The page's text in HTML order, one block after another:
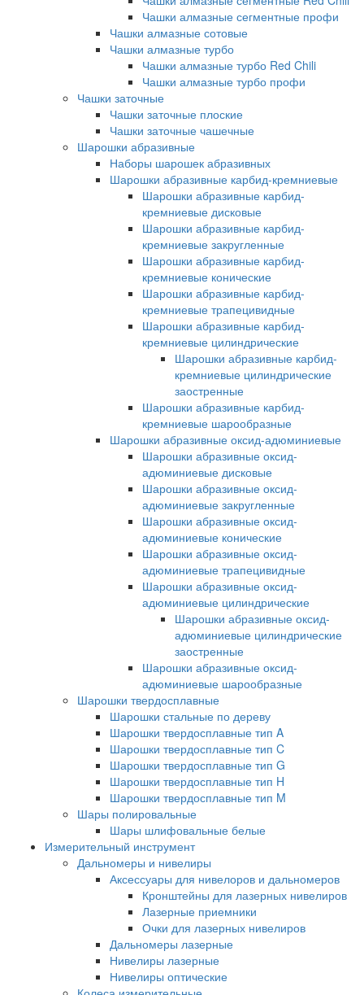
Чашки алмазные сегментные профи
Чашки алмазные сотовые
Чашки алмазные турбо
Чашки алмазные турбо Red Chili
Чашки алмазные турбо профи
Чашки заточные
Чашки заточные плоские
Чашки заточные чашечные
Шарошки абразивные
Наборы шарошек абразивных
Шарошки абразивные карбид-кремниевые
Шарошки абразивные карбид-
кремниевые дисковые
Шарошки абразивные карбид-
кремниевые закругленные
Шарошки абразивные карбид-
кремниевые конические
Шарошки абразивные карбид-
кремниевые трапецивидные
Шарошки абразивные карбид-
кремниевые цилиндрические
Шарошки абразивные карбид-
кремниевые цилиндрические
заостренные
Шарошки абразивные карбид-
кремниевые шарообразные
Шарошки абразивные оксид-адюминиевые
Шарошки абразивные оксид-
адюминиевые дисковые
Шарошки абразивные оксид-
адюминиевые закругленные
Шарошки абразивные оксид-
адюминиевые конические
Шарошки абразивные оксид-
адюминиевые трапецивидные
Шарошки абразивные оксид-
адюминиевые цилиндрические
Шарошки абразивные оксид-
адюминиевые цилиндрические
заостренные
Шарошки абразивные оксид-
адюминиевые шарообразные
Шарошки твердосплавные
Шарошки стальные по дереву
Шарошки твердосплавные тип A
Шарошки твердосплавные тип C
Шарошки твердосплавные тип G
Шарошки твердосплавные тип H
Шарошки твердосплавные тип M
Шары полировальные
Шары шлифовальные белые
Измерительный инструмент
Дальномеры и нивелиры
Аксессуары для нивелоров и дальномеров
Кронштейны для лазерных нивелиров
Лазерные приемники
Очки для лазерных нивелиров
Дальномеры лазерные
Нивелиры лазерные
Нивелиры оптические